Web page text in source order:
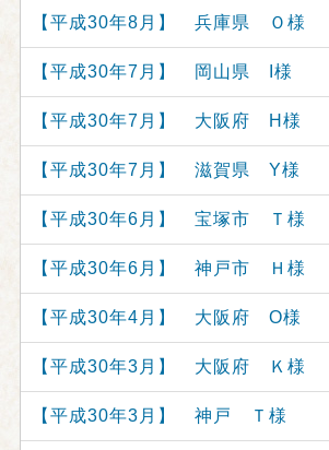
【平成30年8月】 兵庫県 Ｏ様
【平成30年7月】 岡山県 I様
【平成30年7月】 大阪府 H様
【平成30年7月】 滋賀県 Y様
【平成30年6月】 宝塚市 Ｔ様
【平成30年6月】 神戸市 Ｈ様
【平成30年4月】 大阪府 O様
【平成30年3月】 大阪府 Ｋ様
【平成30年3月】 神戸 Ｔ様